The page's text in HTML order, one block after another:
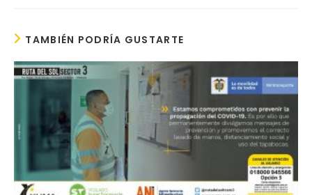
TAMBIÉN PODRÍA GUSTARTE